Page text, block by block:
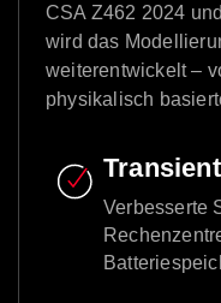
CSA Z462 2024
wird das
weiterentwickelt –
physikalisch
Verbesserte